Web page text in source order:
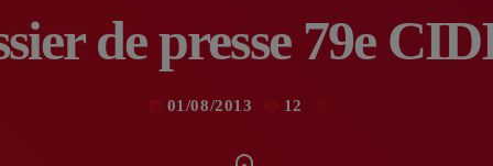
de presse 79e
01/08/2013 12